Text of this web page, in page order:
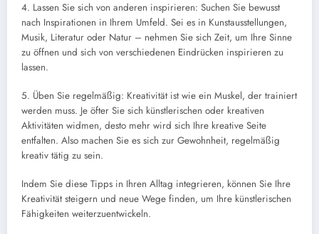
4. Lassen Sie sich von anderen inspirieren: Suchen Sie bewusst
nach Inspirationen in Ihrem Umfeld. Sei es in Kunstausstellungen,
Musik, Literatur oder Natur – nehmen Sie sich Zeit, um Ihre Sinne
zu öffnen und sich von verschiedenen Eindrücken inspirieren zu
lassen.
5. Üben Sie regelmäßig: Kreativität ist wie ein Muskel, der trainiert
werden muss. Je öfter Sie sich künstlerischen oder kreativen
Aktivitäten widmen, desto mehr wird sich Ihre kreative Seite
entfalten. Also machen Sie es sich zur Gewohnheit, regelmäßig
kreativ tätig zu sein.
Indem Sie diese Tipps in Ihren Alltag integrieren, können Sie Ihre
Kreativität steigern und neue Wege finden, um Ihre künstlerischen
Fähigkeiten weiterzuentwickeln.